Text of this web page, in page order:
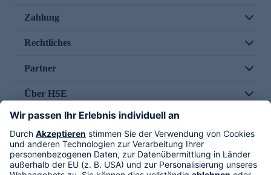
Zahlung
Rechtliches
Partner
Über HSE
Im TV
HSE International